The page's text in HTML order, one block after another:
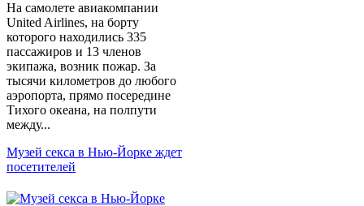
На самолете авиакомпании
United Airlines, на борту
которого находились 335
пассажиров и 13 членов
экипажа, возник пожар. За
тысячи километров до любого
аэропорта, прямо посередине
Тихого океана, на полпути
между...
Музей секса в Нью-Йорке ждет
посетителей